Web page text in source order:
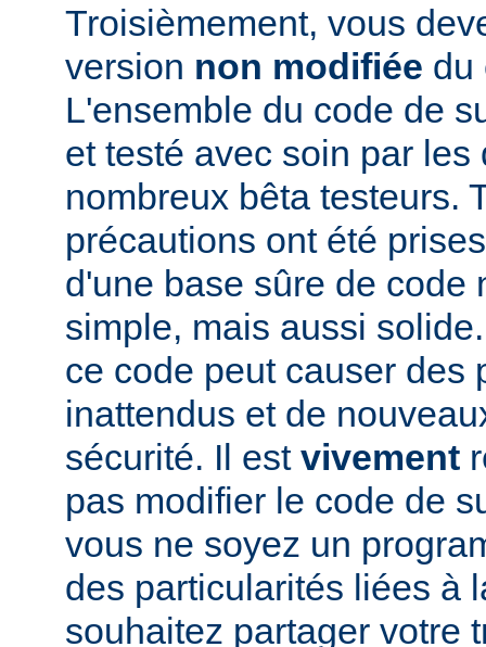
Troisièmement, vous
version non modifiée du
L'ensemble du code de
et testé avec soin par
nombreux bêta testeurs.
précautions ont été
d'une base sûre de code
simple, mais aussi
ce code peut causer des
inattendus et de
sécurité. Il est vivement
pas modifier le code de
vous ne soyez un
des particularités liées à
souhaitez partager votre